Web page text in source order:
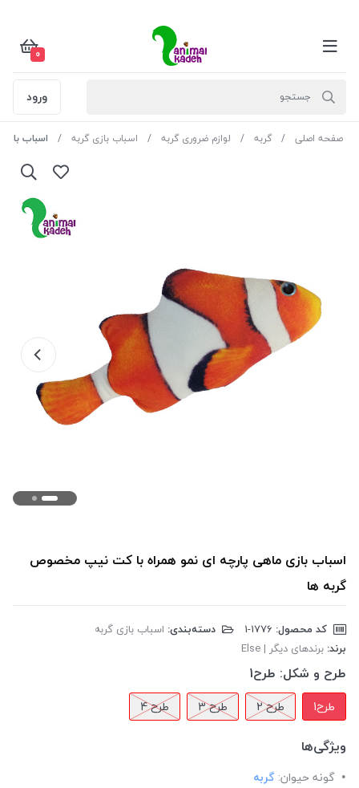
0
ورود
صفحه اصلی گربه لوازم ضروری گربه اسباب بازی گربه اسباب
اسباب بازی ماهی پارچه ای نمو همراه با کت نیپ مخصوص
گربه ها
کد محصول: دسته‌بندی: اسباب بازی گربه
برند: برندهای دیگر | Else
طرح و شکل: طرح1
طرح1 طرح 2 طرح 3 طرح 4
ویژگی‌ها
گونه حیوان: گربه